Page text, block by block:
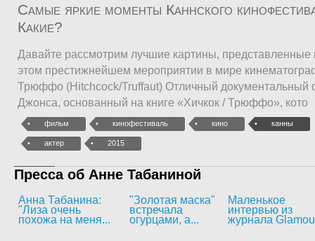
Самые яркие моменты Каннского
Какие?
Давайте рассмотрим лучшие картины,
этом престижнейшем мероприятии в мире
Трюффо (Hitchcock/Truffaut) Отличный документальный
Джонса, основанный на книге «Хичкок / Трюффо», кото
фильм кинофестиваль кино канны
актер 2015
Пресса об Анне Табаниной
Анна Табанина:
"Лиза очень
похожа на меня...
"Золотая маска"
встречала
огурцами, а...
Маленькое
интервью из
журнала